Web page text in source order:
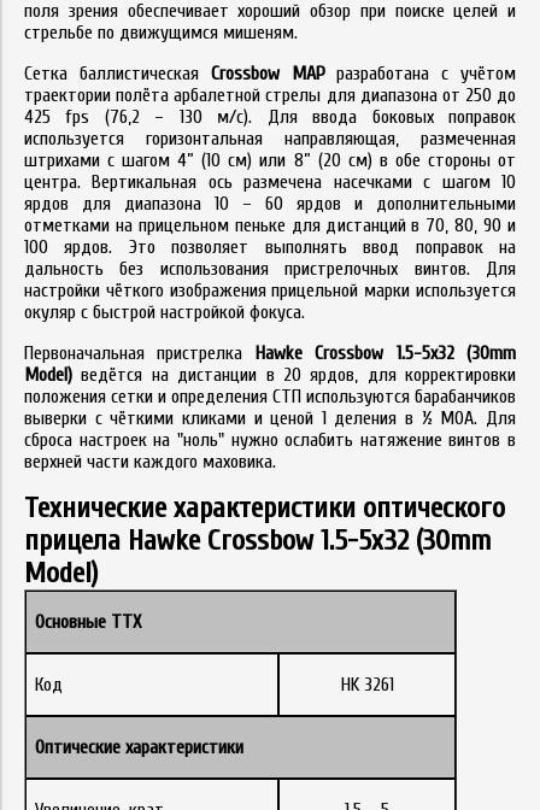
поля зрения обеспечивает хороший обзор при поиске целей и
стрельбе по движущимся мишеням.
Сетка баллистическая Crossbow MAPразработана с учётом
траектории полёта арбалетной стрелы для диапазона от 250 до
425 fps (76,2 – 130 м/с). Для ввода боковых поправок
используется горизонтальная направляющая, размеченная
штрихами с шагом 4” (10 см) или 8” (20 см) в обе стороны от
центра. Вертикальная ось размечена насечками с шагом 10
ярдов для диапазона 10 – 60 ярдов и дополнительными
отметками на прицельном пеньке для дистанций в 70, 80, 90 и
100 ярдов. Это позволяет выполнять ввод поправок на
дальность без использования пристрелочных винтов. Для
настройки чёткого изображения прицельной марки используется
окуляр с быстрой настройкой фокуса.
Первоначальная пристрелка Hawke Crossbow 1.5-5x32 (30mm
Model) ведётся на дистанции в 20 ярдов, для корректировки
положения сетки и определения СТП используются барабанчиков
выверки с чёткими кликами и ценой 1 деления в ½ MOA. Для
сброса настроек на "ноль" нужно ослабить натяжение винтов в
верхней части каждого маховика.
Технические характеристики оптического
прицела Hawke Crossbow 1.5-5x32 (30mm
Model)
Основные ТТХ
Код HK 3261
Оптические характеристики